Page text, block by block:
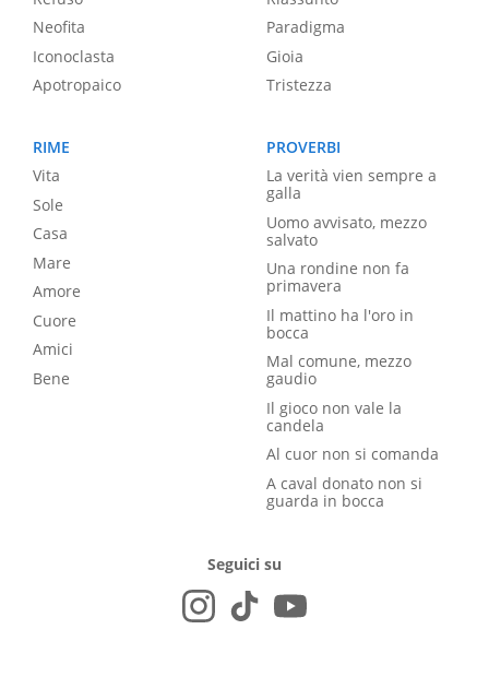
Neofita
Iconoclasta
Apotropaico
Paradigma
Gioia
Tristezza
RIME
Vita
Sole
Casa
Mare
Amore
Cuore
Amici
Bene
PROVERBI
La verità vien sempre a
galla
Uomo avvisato, mezzo
salvato
Una rondine non fa
primavera
Il mattino ha l'oro in
bocca
Mal comune, mezzo
gaudio
Il gioco non vale la
candela
Al cuor non si comanda
A caval donato non si
guarda in bocca
Seguici su